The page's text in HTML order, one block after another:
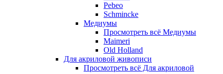
Pebeo
Schmincke
Медиумы
Просмотреть всё Медиумы
Maimeri
Old Holland
Для акриловой живописи
Просмотреть всё Для акриловой